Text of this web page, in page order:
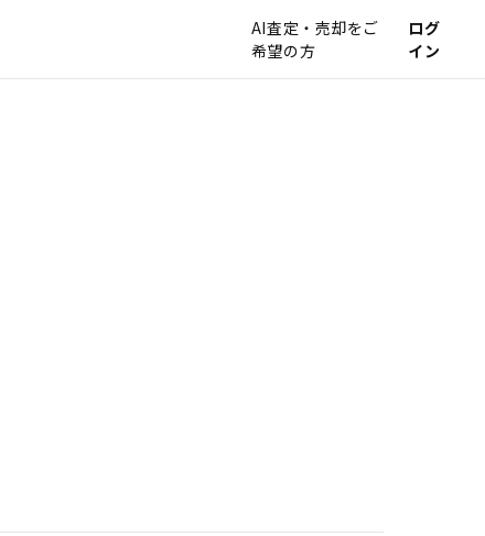
AI査定・売却をご
希望の方
ログ
イン